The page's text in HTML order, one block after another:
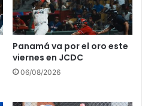
Panamá va por el oro este
viernes en JCDC
06/08/2026